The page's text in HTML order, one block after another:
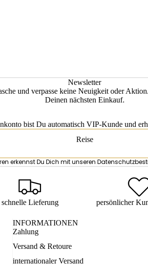
Reise
Newsletter
und verpasse keine Neuigkeit oder
Deinen nächsten Einkauf.
bist Du automatisch VIP-Kunde und
erkennst Du Dich mit unseren
schnelle Lieferung persönlicher
INFORMATIONEN
Zahlung
Versand & Retoure
internationaler Versand
Datenschutzerklärung